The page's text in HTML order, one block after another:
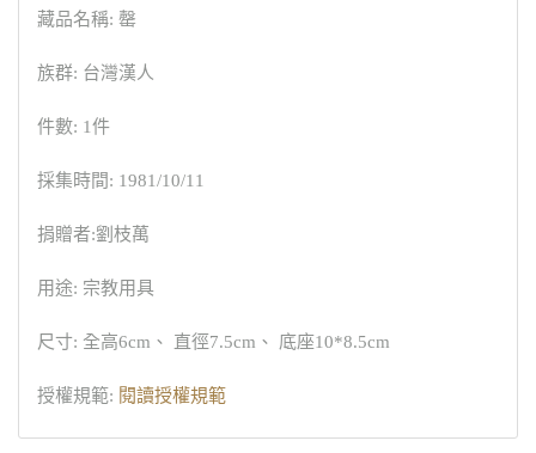
藏品名稱: 罄
族群: 台灣漢人
件數: 1件
採集時間: 1981/10/11
捐贈者:劉枝萬
用途: 宗教用具
尺寸: 全高6cm、 直徑7.5cm、 底座10*8.5cm
授權規範: 閱讀授權規範